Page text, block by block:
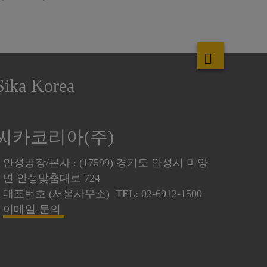
Korea
카코리아(주)
안성공장/본사 : (17599) 경기도 안성시 미양
면 안성맞춤대로 724
대표번호 (서울사무소) TEL: 02-6912-1500
이메일 문의